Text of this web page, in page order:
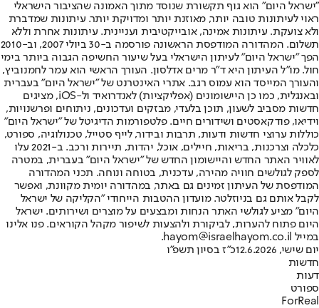
"ישראל היום" הוא גוף תקשורת שנוסד מתוך האמונה שהציבור הישראלי
ראוי לעיתונות טובה יותר, מאוזנת יותר ומדויקת יותר. עיתונות שמדברת
ולא צועקת. עיתונות אמינה, אובייקטיבית ועניינית. עיתונות אחרת וללא
תשלום. המהדורה המודפסת הראשונה פורסמה ב-30 ביולי 2007, וב-2010
הפך "ישראל היום" לעיתון הישראלי בעל שיעור החשיפה הגבוה ביותר בימי
חול. מו"ל העיתון היא ד"ר מרים אדלסון. העורך הראשי הוא עמר לחמנוביץ,
והעורך המייסד הוא עמוס רגב. אתרי האינטרנט של "ישראל היום" בעברית
ובאנגלית, כמו כן היישומונים (אפליקציות) לאנדרואיד ול-iOS, מציגים
חדשות מסביב לשעון, תוכן בלעדי, מבזקים ועדכונים, ניתוחים ופרשנויות,
וידיאו, פודקאסטים ושידורים חיים. פלטפורמות הדיגיטל של "ישראל היום"
כוללות ערוצי חדשות ודעות, תרבות ובידור, לייף סטייל, טכנולוגיה, ספורט,
כלכלה וצרכנות, בריאות, חיילים, אוכל, יהדות, תיירות ורכב. ב-2021 עלו
לאוויר האתר החדש והיישומון החדש של "ישראל היום" בעברית, במטרה
לספק לגולשים חוויה מהירה, עדכנית, בטוחה ונוחה. תכני המהדורה
המודפסת של העיתון זמינים גם באתר, במהדורה יומית מקוונת, ואפשר
לקבל אותם גם בניוזלטר. מועדון ההטבות הייחודי "הקליקה של ישראל
היום" מציע לגולשי האתר הנחות ומבצעים על מוצרים ושירותים. ישראל
היום פתוח להערות, לביקורת ולהצעות לשיפור מקהל הקוראים. פנו אלינו
במייל hayom@israelhayom.co.il.
יום שישי, 12.6.2026
כ"ז בסיון תשפ"ו
חדשות
דעות
ספורט
ForReal